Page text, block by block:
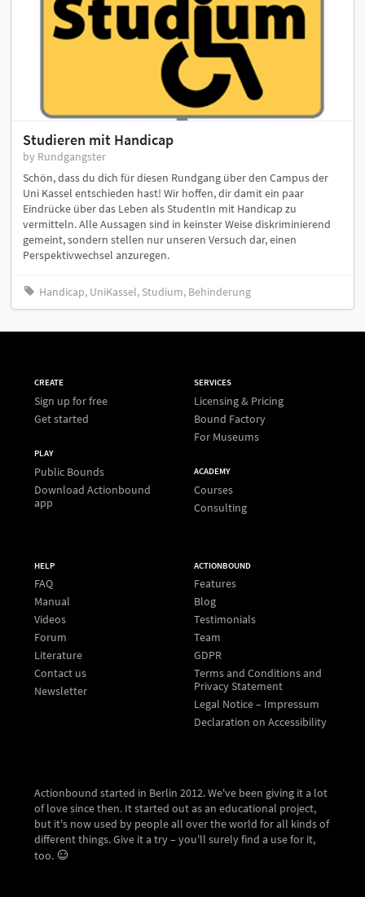
Studieren mit Handicap
by Rundgangster
Schön, dass du dich für diesen Rundgang über den Campus der
Uni Kassel entschieden hast! Wir hoffen, dir damit ein paar
Eindrücke über das Leben als StudentIn mit Handicap zu
vermitteln. Alle Aussagen sind in keinster Weise diskriminierend
gemeint, sondern stellen nur unseren Versuch dar, einen
Perspektivwechsel anzuregen.
Handicap, UniKassel, Studium, Behinderung
CREATE
Sign up for free
Get started
PLAY
Public Bounds
Download Actionbound
app
SERVICES
Licensing & Pricing
Bound Factory
For Museums
ACADEMY
Courses
Consulting
HELP
FAQ
Manual
Videos
Forum
Literature
Contact us
Newsletter
ACTIONBOUND
Features
Blog
Testimonials
Team
GDPR
Terms and Conditions and
Privacy Statement
Legal Notice – Impressum
Declaration on Accessibility
Actionbound started in Berlin 2012. We've been giving it a lot
of love since then. It started out as an educational project,
but it's now used by people all over the world for all kinds of
different things. Give it a try – you'll surely find a use for it,
too.